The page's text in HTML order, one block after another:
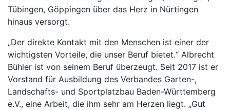
Tübingen, Göppingen über das Herz in Nürtingen
hinaus versorgt.
„Der direkte Kontakt mit den Menschen ist einer der
wichtigsten Vorteile, die unser Beruf bietet.“ Albrecht
Bühler ist von seinem Beruf überzeugt. Seit 2017 ist er
Vorstand für Ausbildung des Verbandes Garten-,
Landschafts- und Sportplatzbau Baden-Württemberg
e.V., eine Arbeit, die ihm sehr am Herzen liegt. „Gut